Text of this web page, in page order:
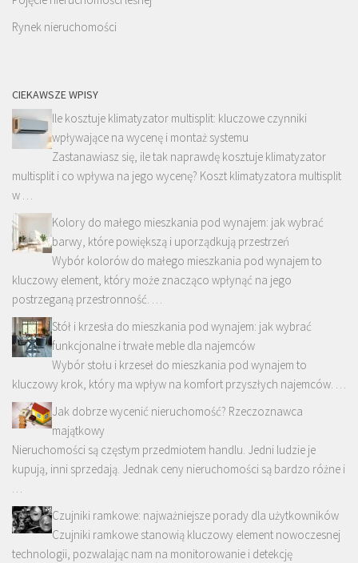
Rynek nieruchomości
CIEKAWSZE WPISY
Ile kosztuje klimatyzator multisplit: kluczowe czynniki
wpływające na wycenę i montaż systemu
Zastanawiasz się, ile tak naprawdę kosztuje klimatyzator
multisplit i co wpływa na jego wycenę? Koszt klimatyzatora multisplit
w …
Kolory do małego mieszkania pod wynajem: jak wybrać
barwy, które powiększą i uporządkują przestrzeń
Wybór kolorów do małego mieszkania pod wynajem to
kluczowy element, który może znacząco wpłynąć na jego
postrzeganą przestronność. …
Stół i krzesła do mieszkania pod wynajem: jak wybrać
funkcjonalne i trwałe meble dla najemców
Wybór stołu i krzeseł do mieszkania pod wynajem to
kluczowy krok, który ma wpływ na komfort przyszłych najemców. …
Jak dobrze wycenić nieruchomość? Rzeczoznawca
majątkowy
Nieruchomości są częstym przedmiotem handlu. Jedni ludzie je
kupują, inni sprzedają. Jednak ceny nieruchomości są bardzo różne i
…
Czujniki ramkowe: najważniejsze porady dla użytkowników
Czujniki ramkowe stanowią kluczowy element nowoczesnej
technologii, pozwalając nam na monitorowanie i detekcję